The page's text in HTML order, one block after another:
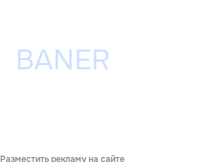
Разместить рекламу на сайте